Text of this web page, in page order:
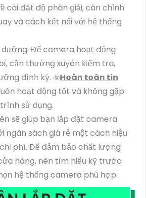
cài đặt độ phân giải, cân chỉnh
và cách kết nối với hệ thống
dưỡng: Để camera hoạt động
cần thường xuyên kiểm tra,
định kỳ. ☣️Hoàn toàn tin
hoạt động tốt và không gặp
sử dụng.
sẽ giúp bạn lắp đặt camera
ngân sách giá rẻ một cách hiệu
phí. Để đảm bảo chất lượng
hàng, nên tìm hiểu kỹ trước
hệ thống camera phù hợp.